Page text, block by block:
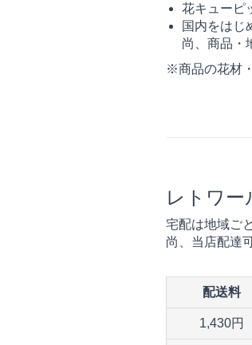
花キューピ
国内をはじ
尚、商品・
※商品の花材
レトワー
宅配は地域ご
尚、当店配達
配送料
1,430円